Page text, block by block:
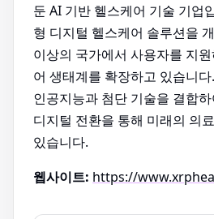
둔 AI 기반 헬스케어 기술 기업
형 디지털 헬스케어 솔루션을
이상의 국가에서 사용자를 지
어 생태계를 확장하고 있습니
인공지능과 첨단 기술을 결합
디지털 전환을 통해 미래의 의
있습니다.
웹사이트: https://